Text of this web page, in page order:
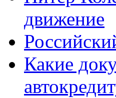
движение
Какие